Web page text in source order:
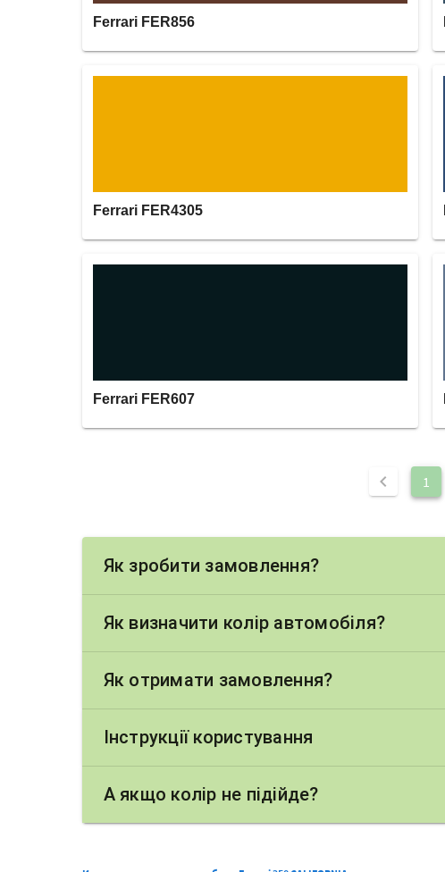
Ferrari FER856
Ferrari FER4305
Ferrari FER607
chevron_left 1
Як зробити замовлення?
Як визначити колір автомобіля?
Як отримати замовлення?
Інструкції користування
А якщо колір не підійде?